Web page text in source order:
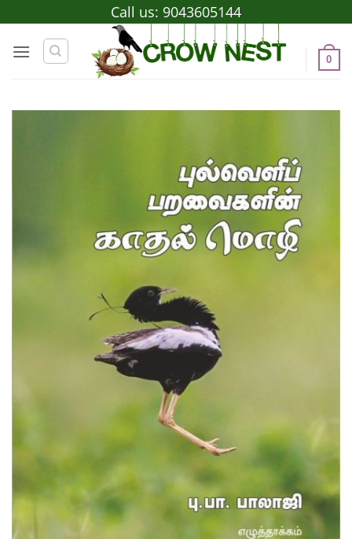
to
content
Call us: 9043605144
0